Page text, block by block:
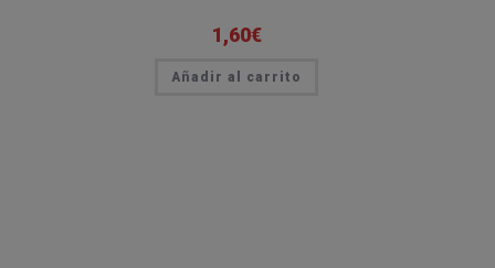
1,60€
Añadir al carrito